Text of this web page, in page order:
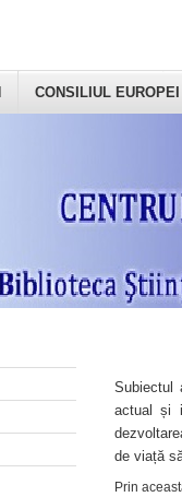
CONSILIUL EUROPEI
Subiectul
actual și
de viață
Prin